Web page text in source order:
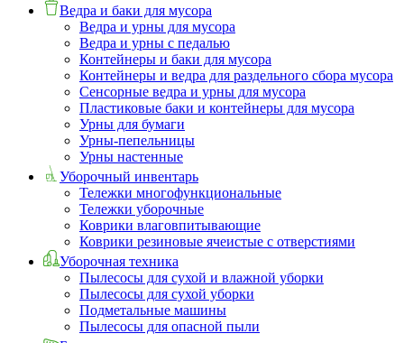
Ведра и баки для мусора
Ведра и урны для мусора
Ведра и урны с педалью
Контейнеры и баки для мусора
Контейнеры и ведра для раздельного сбора мусора
Сенсорные ведра и урны для мусора
Пластиковые баки и контейнеры для мусора
Урны для бумаги
Урны-пепельницы
Урны настенные
Уборочный инвентарь
Тележки многофункциональные
Тележки уборочные
Коврики влаговпитывающие
Коврики резиновые ячеистые с отверстиями
Уборочная техника
Пылесосы для сухой и влажной уборки
Пылесосы для сухой уборки
Подметальные машины
Пылесосы для опасной пыли